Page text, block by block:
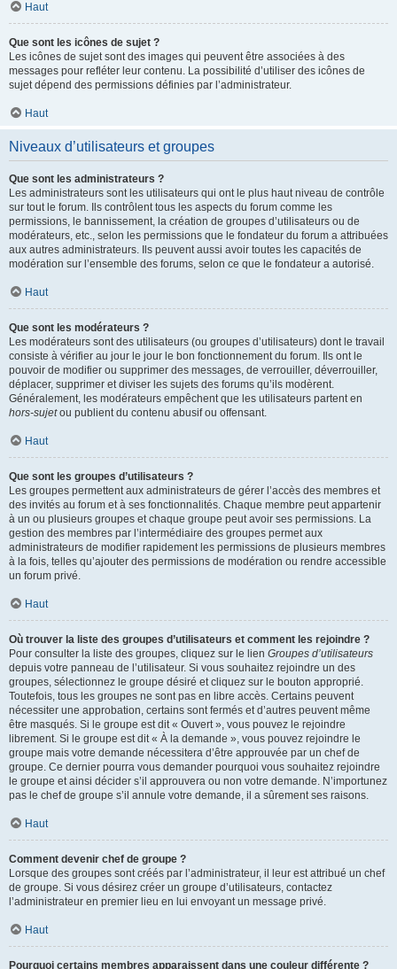
Haut
Que sont les icônes de sujet ?
Les icônes de sujet sont des images qui peuvent être associées à des
messages pour refléter leur contenu. La possibilité d’utiliser des icônes de
sujet dépend des permissions définies par l’administrateur.
Haut
Niveaux d’utilisateurs et groupes
Que sont les administrateurs ?
Les administrateurs sont les utilisateurs qui ont le plus haut niveau de contrôle
sur tout le forum. Ils contrôlent tous les aspects du forum comme les
permissions, le bannissement, la création de groupes d’utilisateurs ou de
modérateurs, etc., selon les permissions que le fondateur du forum a attribuées
aux autres administrateurs. Ils peuvent aussi avoir toutes les capacités de
modération sur l’ensemble des forums, selon ce que le fondateur a autorisé.
Haut
Que sont les modérateurs ?
Les modérateurs sont des utilisateurs (ou groupes d’utilisateurs) dont le travail
consiste à vérifier au jour le jour le bon fonctionnement du forum. Ils ont le
pouvoir de modifier ou supprimer des messages, de verrouiller, déverrouiller,
déplacer, supprimer et diviser les sujets des forums qu’ils modèrent.
Généralement, les modérateurs empêchent que les utilisateurs partent en
hors-sujetou publient du contenu abusif ou offensant.
Haut
Que sont les groupes d’utilisateurs ?
Les groupes permettent aux administrateurs de gérer l’accès des membres et
des invités au forum et à ses fonctionnalités. Chaque membre peut appartenir
à un ou plusieurs groupes et chaque groupe peut avoir ses permissions. La
gestion des membres par l’intermédiaire des groupes permet aux
administrateurs de modifier rapidement les permissions de plusieurs membres
à la fois, telles qu’ajouter des permissions de modération ou rendre accessible
un forum privé.
Haut
Où trouver la liste des groupes d’utilisateurs et comment les rejoindre ?
Pour consulter la liste des groupes, cliquez sur le lien Groupes d’utilisateurs
depuis votre panneau de l’utilisateur. Si vous souhaitez rejoindre un des
groupes, sélectionnez le groupe désiré et cliquez sur le bouton approprié.
Toutefois, tous les groupes ne sont pas en libre accès. Certains peuvent
nécessiter une approbation, certains sont fermés et d’autres peuvent même
être masqués. Si le groupe est dit « Ouvert », vous pouvez le rejoindre
librement. Si le groupe est dit « À la demande », vous pouvez rejoindre le
groupe mais votre demande nécessitera d’être approuvée par un chef de
groupe. Ce dernier pourra vous demander pourquoi vous souhaitez rejoindre
le groupe et ainsi décider s’il approuvera ou non votre demande. N’importunez
pas le chef de groupe s’il annule votre demande, il a sûrement ses raisons.
Haut
Comment devenir chef de groupe ?
Lorsque des groupes sont créés par l’administrateur, il leur est attribué un chef
de groupe. Si vous désirez créer un groupe d’utilisateurs, contactez
l’administrateur en premier lieu en lui envoyant un message privé.
Haut
Pourquoi certains membres apparaissent dans une couleur différente ?